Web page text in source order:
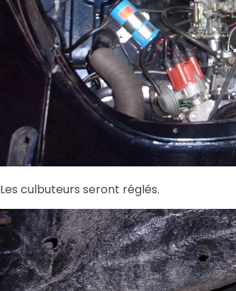
Les culbuteurs seront réglés.